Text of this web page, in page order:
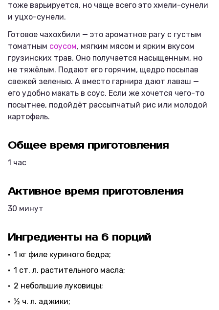
тоже варьируется, но чаще всего это хмели-сунели
и уцхо-сунели.
Готовое чахохбили — это ароматное рагу с густым
томатным соусом, мягким мясом и ярким вкусом
грузинских трав. Оно получается насыщенным, но
не тяжёлым. Подают его горячим, щедро посыпав
свежей зеленью. А вместо гарнира дают лаваш —
его удобно макать в соус. Если же хочется чего-то
посытнее, подойдёт рассыпчатый рис или молодой
картофель.
Общее время приготовления
1 час
Активное время приготовления
30 минут
Ингредиенты на 6 порций
1 кг филе куриного бедра;
1 ст. л. растительного масла;
2 небольшие луковицы;
½ ч. л. аджики;